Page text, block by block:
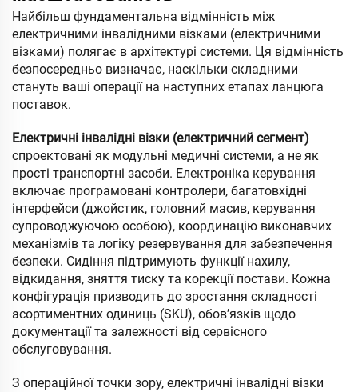
Найбільш фундаментальна відмінність між
електричними інвалідними візками (електричними
візками) полягає в архітектурі системи. Ця відмінність
безпосередньо визначає, наскільки складними
стануть ваші операції на наступних етапах ланцюга
поставок.
Електричні інвалідні візки (електричний сегмент)
спроектовані як модульні медичні системи, а не як
прості транспортні засоби. Електроніка керування
включає програмовані контролери, багатовхідні
інтерфейси (джойстик, головний масив, керування
супроводжуючою особою), координацію виконавчих
механізмів та логіку резервування для забезпечення
безпеки. Сидіння підтримують функції нахилу,
відкидання, зняття тиску та корекції постави. Кожна
конфігурація призводить до зростання складності
асортиментних одиниць (SKU), обов’язків щодо
документації та залежності від сервісного
обслуговування.
З операційної точки зору, електричні інвалідні візки